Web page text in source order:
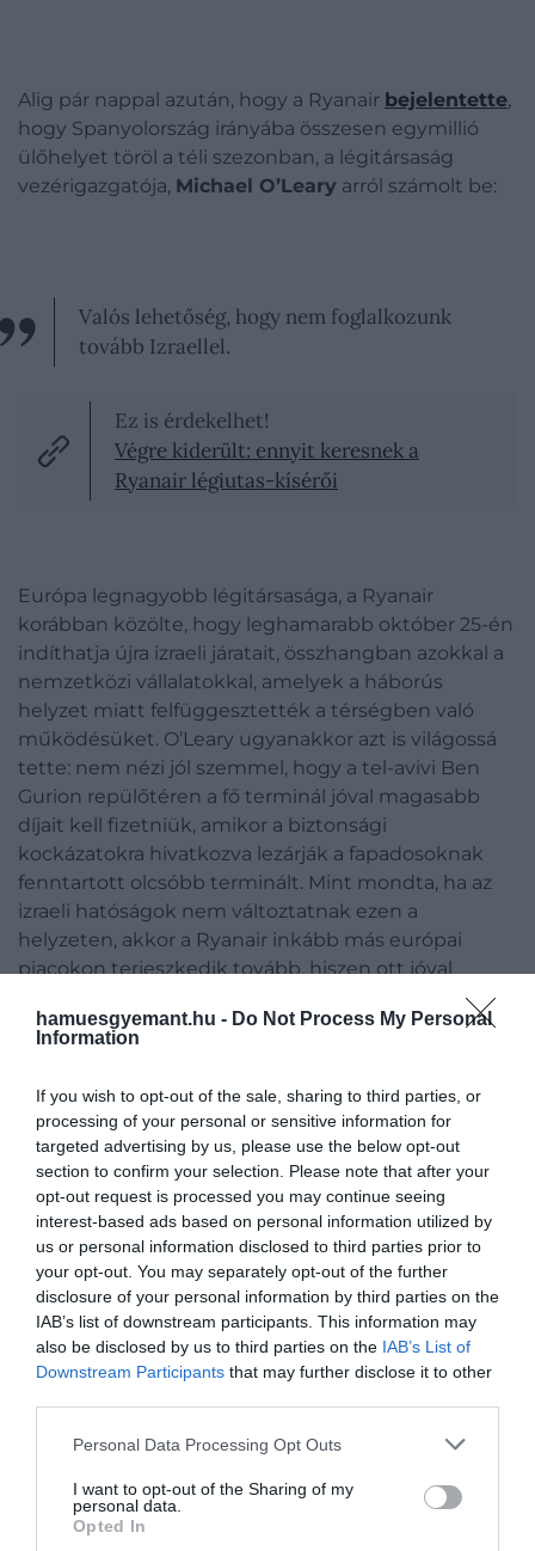
hamuesgyemant.hu - Do Not Process My Personal
Information
If you wish to opt-out of the sale, sharing to third parties, or
processing of your personal or sensitive information for
targeted advertising by us, please use the below opt-out
section to confirm your selection. Please note that after your
opt-out request is processed you may continue seeing
interest-based ads based on personal information utilized by
us or personal information disclosed to third parties prior to
your opt-out. You may separately opt-out of the further
disclosure of your personal information by third parties on the
IAB’s list of downstream participants. This information may
also be disclosed by us to third parties on the IAB’s List of
Downstream Participants that may further disclose it to other
Please note that this website/app uses one or more Google
not limited to your visit or usage behaviour. You may click to
grant or deny consent to Google and its third-party tags to
use your data for below specified purposes in below Google
Personal Data Processing Opt Outs
I want to opt-out of the Sharing of my
personal data.
Opted In
Alig pár nappal azután, hogy a Ryanair bejelentette,
hogy Spanyolország irányába összesen egymillió
ülőhelyet töröl a téli szezonban, a légitársaság
vezérigazgatója, Michael O’Leary arról számolt be:
Valós lehetőség, hogy nem foglalkozunk
tovább Izraellel.
Ez is érdekelhet!
Végre kiderült: ennyit keresnek a
Ryanair légiutas-kísérői
Európa legnagyobb légitársasága, a Ryanair
korábban közölte, hogy leghamarabb október 25-én
indíthatja újra izraeli járatait, összhangban azokkal a
nemzetközi vállalatokkal, amelyek a háborús
helyzet miatt felfüggesztették a térségben való
működésüket. O’Leary ugyanakkor azt is világossá
tette: nem nézi jól szemmel, hogy a tel-avivi Ben
Gurion repülőtéren a fő terminál jóval magasabb
díjait kell fizetniük, amikor a biztonsági
kockázatokra hivatkozva lezárják a fapadosoknak
fenntartott olcsóbb terminált. Mint mondta, ha az
izraeli hatóságok nem változtatnak ezen a
helyzeten, akkor a Ryanair inkább más európai
piacokon terjeszkedik tovább, hiszen ott jóval
Independent.
Felix Tchvertkin / Shutterstock